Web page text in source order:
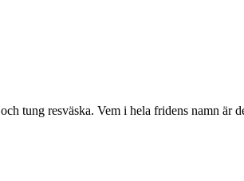
tung resväska. Vem i hela fridens namn är